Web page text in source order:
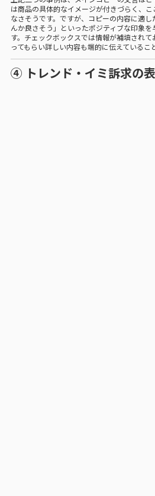
は商品の具体的なイメージが付きづらく、
なさそうです。ですが、コピーの内容に適
んか良さそう」といったポジティブな印象
す。チェックボックスでは情報が補填され
ってもらい詳しい内容も端的に伝えているこ
④ トレンド・イミ訴求の